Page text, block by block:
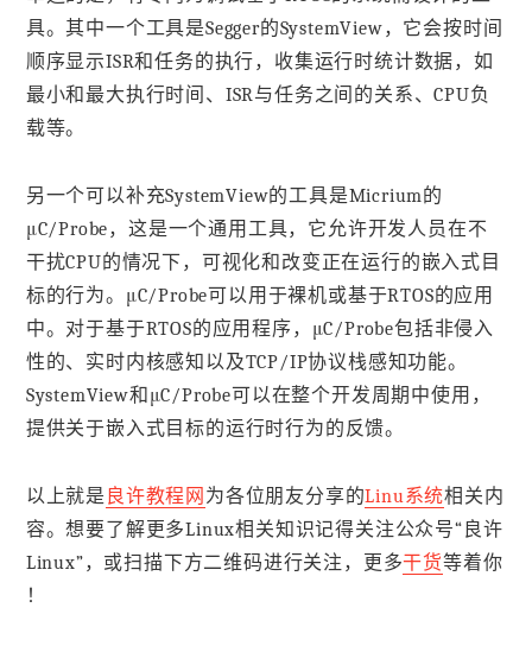
具。其中一个工具是Segger的SystemView，它会按时间
顺序显示ISR和任务的执行，收集运行时统计数据，如
最小和最大执行时间、ISR与任务之间的关系、CPU负
载等。
另一个可以补充SystemView的工具是Micrium的
μC/Probe，这是一个通用工具，它允许开发人员在不
干扰CPU的情况下，可视化和改变正在运行的嵌入式目
标的行为。μC/Probe可以用于裸机或基于RTOS的应用
中。对于基于RTOS的应用程序，μC/Probe包括非侵入
性的、实时内核感知以及TCP/IP协议栈感知功能。
SystemView和μC/Probe可以在整个开发周期中使用，
提供关于嵌入式目标的运行时行为的反馈。
以上就是 良许教程网 为各位朋友分享的Linu系统相关内
容。想要了解更多Linux相关知识记得关注公众号“良许
Linux”，或扫描下方二维码进行关注，更多干货等着你
！